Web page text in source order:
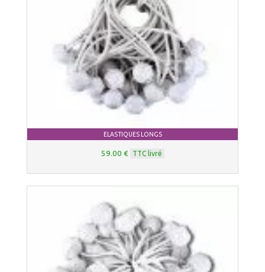
ELASTIQUES LONGS
59.00 € TTC livré